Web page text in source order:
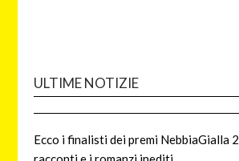
ULTIME NOTIZIE
Ecco i finalisti dei premi NebbiaGialla